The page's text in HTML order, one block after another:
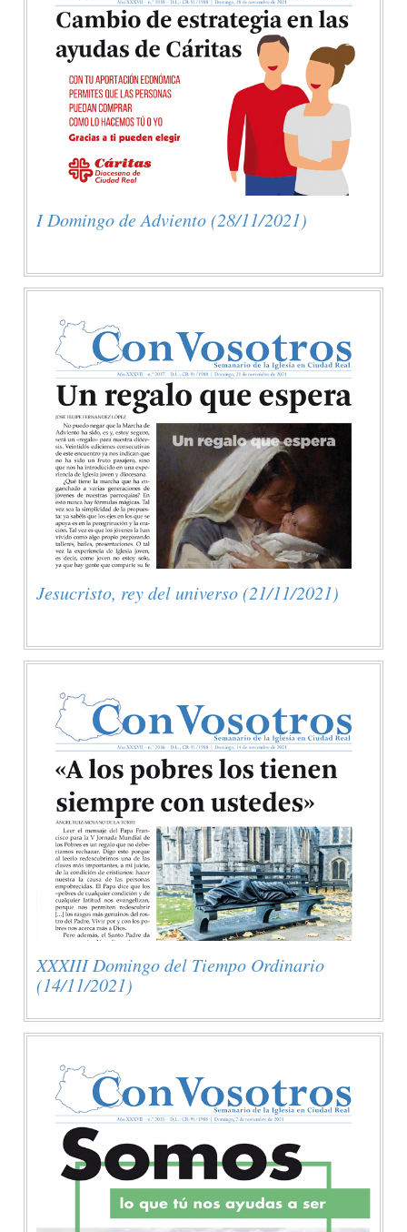
I Domingo de Adviento (28/11/2021)
Jesucristo, rey del universo (21/11/2021)
XXXIII Domingo del Tiempo Ordinario
(14/11/2021)